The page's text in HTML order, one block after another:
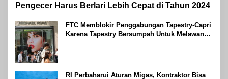
Pengecer Harus Berlari Lebih Cepat di Tahun 2024
FTC Memblokir Penggabungan Tapestry-Capri
Karena Tapestry Bersumpah Untuk Melawan
RI Perbaharui Aturan Migas, Kontraktor Bisa